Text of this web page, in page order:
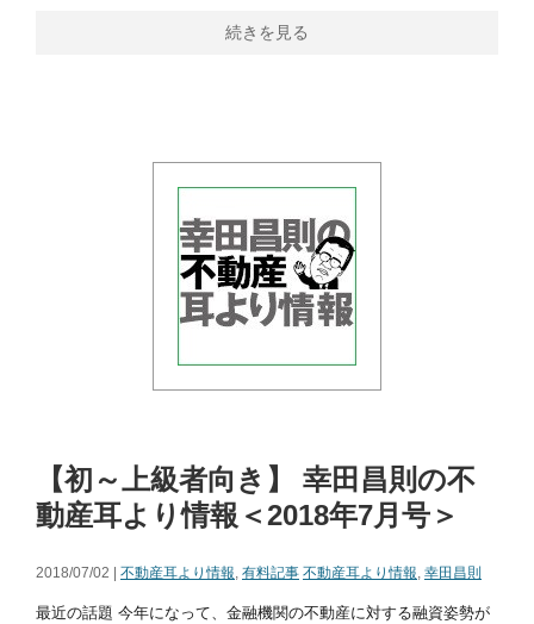
続きを見る
【初～上級者向き】 幸田昌則の不
動産耳より情報＜2018年7月号＞
2018/07/02 | 不動産耳より情報, 有料記事 不動産耳より情報, 幸田昌則
最近の話題 今年になって、金融機関の不動産に対する融資姿勢が